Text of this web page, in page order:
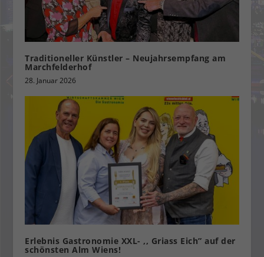
Traditioneller Künstler – Neujahrsempfang am
Marchfelderhof
28. Januar 2026
Erlebnis Gastronomie XXL- ,, Griass Eich” auf der
schönsten Alm Wiens!